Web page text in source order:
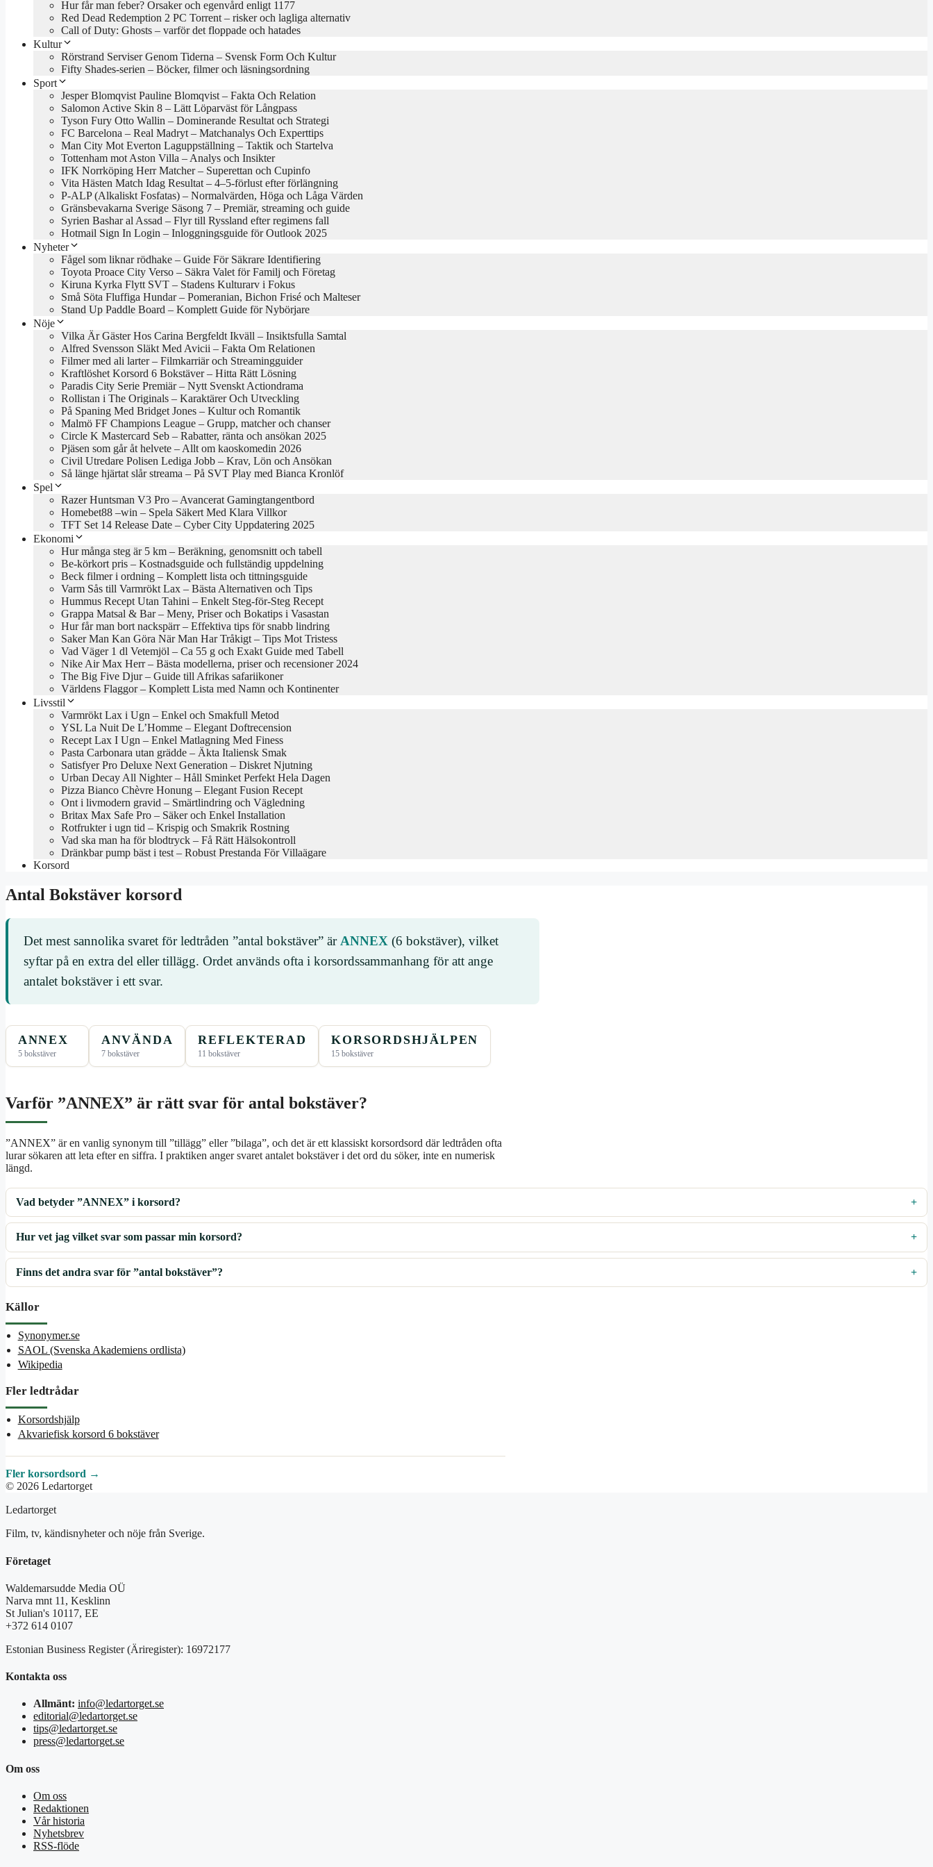
Hur får man feber? Orsaker och egenvård enligt 1177
Red Dead Redemption 2 PC Torrent – risker och lagliga alternativ
Call of Duty: Ghosts – varför det floppade och hatades
Kultur
Rörstrand Serviser Genom Tiderna – Svensk Form Och Kultur
Fifty Shades-serien – Böcker, filmer och läsningsordning
Sport
Jesper Blomqvist Pauline Blomqvist – Fakta Och Relation
Salomon Active Skin 8 – Lätt Löparväst för Långpass
Tyson Fury Otto Wallin – Dominerande Resultat och Strategi
FC Barcelona – Real Madryt – Matchanalys Och Experttips
Man City Mot Everton Laguppställning – Taktik och Startelva
Tottenham mot Aston Villa – Analys och Insikter
IFK Norrköping Herr Matcher – Superettan och Cupinfo
Vita Hästen Match Idag Resultat – 4–5-förlust efter förlängning
P-ALP (Alkaliskt Fosfatas) – Normalvärden, Höga och Låga Värden
Gränsbevakarna Sverige Säsong 7 – Premiär, streaming och guide
Syrien Bashar al Assad – Flyr till Ryssland efter regimens fall
Hotmail Sign In Login – Inloggningsguide för Outlook 2025
Nyheter
Fågel som liknar rödhake – Guide För Säkrare Identifiering
Toyota Proace City Verso – Säkra Valet för Familj och Företag
Kiruna Kyrka Flytt SVT – Stadens Kulturarv i Fokus
Små Söta Fluffiga Hundar – Pomeranian, Bichon Frisé och Malteser
Stand Up Paddle Board – Komplett Guide för Nybörjare
Nöje
Vilka Är Gäster Hos Carina Bergfeldt Ikväll – Insiktsfulla Samtal
Alfred Svensson Släkt Med Avicii – Fakta Om Relationen
Filmer med ali larter – Filmkarriär och Streamingguider
Kraftlöshet Korsord 6 Bokstäver – Hitta Rätt Lösning
Paradis City Serie Premiär – Nytt Svenskt Actiondrama
Rollistan i The Originals – Karaktärer Och Utveckling
På Spaning Med Bridget Jones – Kultur och Romantik
Malmö FF Champions League – Grupp, matcher och chanser
Circle K Mastercard Seb – Rabatter, ränta och ansökan 2025
Pjäsen som går åt helvete – Allt om kaoskomedin 2026
Civil Utredare Polisen Lediga Jobb – Krav, Lön och Ansökan
Så länge hjärtat slår streama – På SVT Play med Bianca Kronlöf
Spel
Razer Huntsman V3 Pro – Avancerat Gamingtangentbord
Homebet88 –win – Spela Säkert Med Klara Villkor
TFT Set 14 Release Date – Cyber City Uppdatering 2025
Ekonomi
Hur många steg är 5 km – Beräkning, genomsnitt och tabell
Be-körkort pris – Kostnadsguide och fullständig uppdelning
Beck filmer i ordning – Komplett lista och tittningsguide
Varm Sås till Varmrökt Lax – Bästa Alternativen och Tips
Hummus Recept Utan Tahini – Enkelt Steg-för-Steg Recept
Grappa Matsal & Bar – Meny, Priser och Bokatips i Vasastan
Hur får man bort nackspärr – Effektiva tips för snabb lindring
Saker Man Kan Göra När Man Har Tråkigt – Tips Mot Tristess
Vad Väger 1 dl Vetemjöl – Ca 55 g och Exakt Guide med Tabell
Nike Air Max Herr – Bästa modellerna, priser och recensioner 2024
The Big Five Djur – Guide till Afrikas safariikoner
Världens Flaggor – Komplett Lista med Namn och Kontinenter
Livsstil
Varmrökt Lax i Ugn – Enkel och Smakfull Metod
YSL La Nuit De L’Homme – Elegant Doftrecension
Recept Lax I Ugn – Enkel Matlagning Med Finess
Pasta Carbonara utan grädde – Äkta Italiensk Smak
Satisfyer Pro Deluxe Next Generation – Diskret Njutning
Urban Decay All Nighter – Håll Sminket Perfekt Hela Dagen
Pizza Bianco Chèvre Honung – Elegant Fusion Recept
Ont i livmodern gravid – Smärtlindring och Vägledning
Britax Max Safe Pro – Säker och Enkel Installation
Rotfrukter i ugn tid – Krispig och Smakrik Rostning
Vad ska man ha för blodtryck – Få Rätt Hälsokontroll
Dränkbar pump bäst i test – Robust Prestanda För Villaägare
Korsord
Antal Bokstäver korsord
Det mest sannolika svaret för ledtråden ”antal bokstäver” ärANNEX (6 bokstäver), vilket
syftar på en extra del eller tillägg. Ordet används ofta i korsordssammanhang för att ange
antalet bokstäver i ett svar.
ANNEX
5 bokstäver
ANVÄNDA
7 bokstäver
REFLEKTERAD
11 bokstäver
KORSORDSHJÄLPEN
15 bokstäver
Varför ”ANNEX” är rätt svar för antal bokstäver?
”ANNEX” är en vanlig synonym till ”tillägg” eller ”bilaga”, och det är ett klassiskt korsordsord där ledtråden ofta
lurar sökaren att leta efter en siffra. I praktiken anger svaret antalet bokstäver i det ord du söker, inte en numerisk
längd.
Vad betyder ”ANNEX” i korsord?
Hur vet jag vilket svar som passar min korsord?
Finns det andra svar för ”antal bokstäver”?
Källor
Synonymer.se
SAOL (Svenska Akademiens ordlista)
Wikipedia
Fler ledtrådar
Korsordshjälp
Akvariefisk korsord 6 bokstäver
Fler korsordsord →
© 2026 Ledartorget
Ledartorget
Film, tv, kändisnyheter och nöje från Sverige.
Företaget
Waldemarsudde Media OÜ
Narva mnt 11, Kesklinn
St Julian's 10117, EE
+372 614 0107
Estonian Business Register (Äriregister): 16972177
Kontakta oss
Allmänt: info@ledartorget.se
editorial@ledartorget.se
tips@ledartorget.se
press@ledartorget.se
Om oss
Om oss
Redaktionen
Vår historia
Nyhetsbrev
RSS-flöde